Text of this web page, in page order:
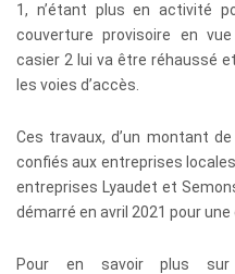
1, n’étant plus en activité
couverture provisoire en
casier 2 lui va être réhaussé
les voies d’accès.
Ces travaux, d’un montant
confiés aux entreprises
entreprises Lyaudet et
démarré en avril 2021 pour une
Pour en savoir plus sur